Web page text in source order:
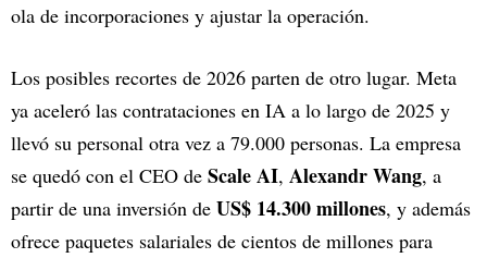
ola de incorporaciones y ajustar la operación.
Los posibles recortes de 2026 parten de otro lugar. Meta
ya aceleró las contrataciones en IA a lo largo de 2025 y
llevó su personal otra vez a 79.000 personas. La empresa
se quedó con el CEO de Scale AI, Alexandr Wang, a
partir de una inversión de US$ 14.300 millones, y además
ofrece paquetes salariales de cientos de millones para